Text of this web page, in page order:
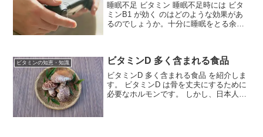
睡眠不足 ビタミン 睡眠不足時には ビタ
ミンB1 が効く のはどのような効果があ
るのでしょうか。十分に睡眠をとる余裕
ビタミンの知恵・知識 ビタミンD 多く含まれる食品
ビタミンD 多く含まれる食品 を紹介しま
す。 ビタミンD は骨を丈夫にするために
必要なホルモンです。 しかし、日本人の